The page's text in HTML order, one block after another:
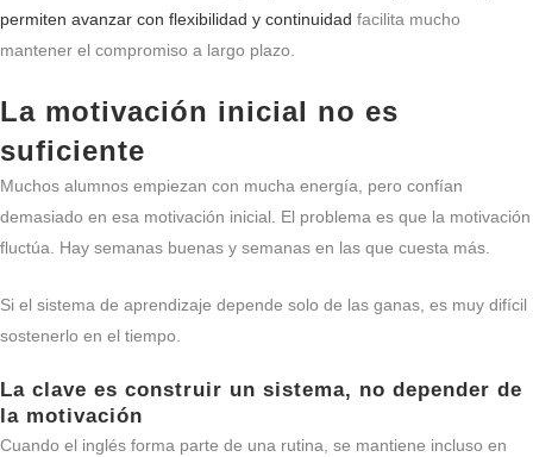
permiten avanzar con flexibilidad y continuidad facilita mucho
mantener el compromiso a largo plazo.
La motivación inicial no es
suficiente
Muchos alumnos empiezan con mucha energía, pero confían
demasiado en esa motivación inicial. El problema es que la motivación
fluctúa. Hay semanas buenas y semanas en las que cuesta más.
Si el sistema de aprendizaje depende solo de las ganas, es muy difícil
sostenerlo en el tiempo.
La clave es construir un sistema, no depender de
la motivación
Cuando el inglés forma parte de una rutina, se mantiene incluso en